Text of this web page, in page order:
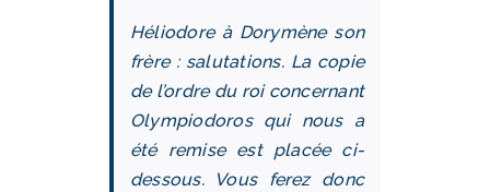
Héliodore à Dorymène son
frère : salutations. La copie
de l’ordre du roi concernant
Olympiodoros qui nous a
été remise est placée ci-
dessous. Vous ferez donc